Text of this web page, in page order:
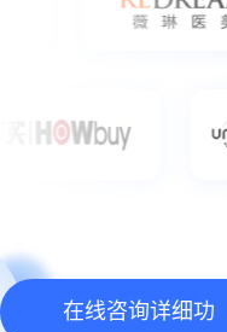
在线咨询详细功